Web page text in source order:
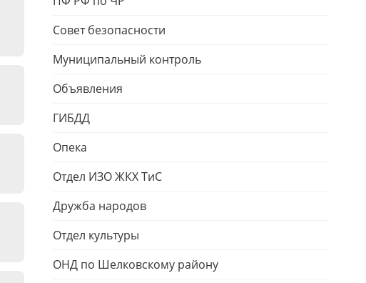
Совет безопасности
Муниципальный контроль
Объявления
ГИБДД
Опека
Отдел ИЗО ЖКХ ТиС
Дружба народов
Отдел культуры
ОНД по Шелковскому району